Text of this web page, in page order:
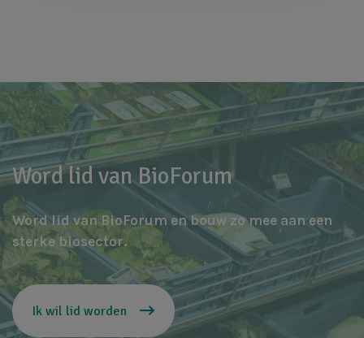
Word lid van BioForum
Word lid van BioForum en bouw zo mee aan een
sterke biosector.
Ik wil lid worden